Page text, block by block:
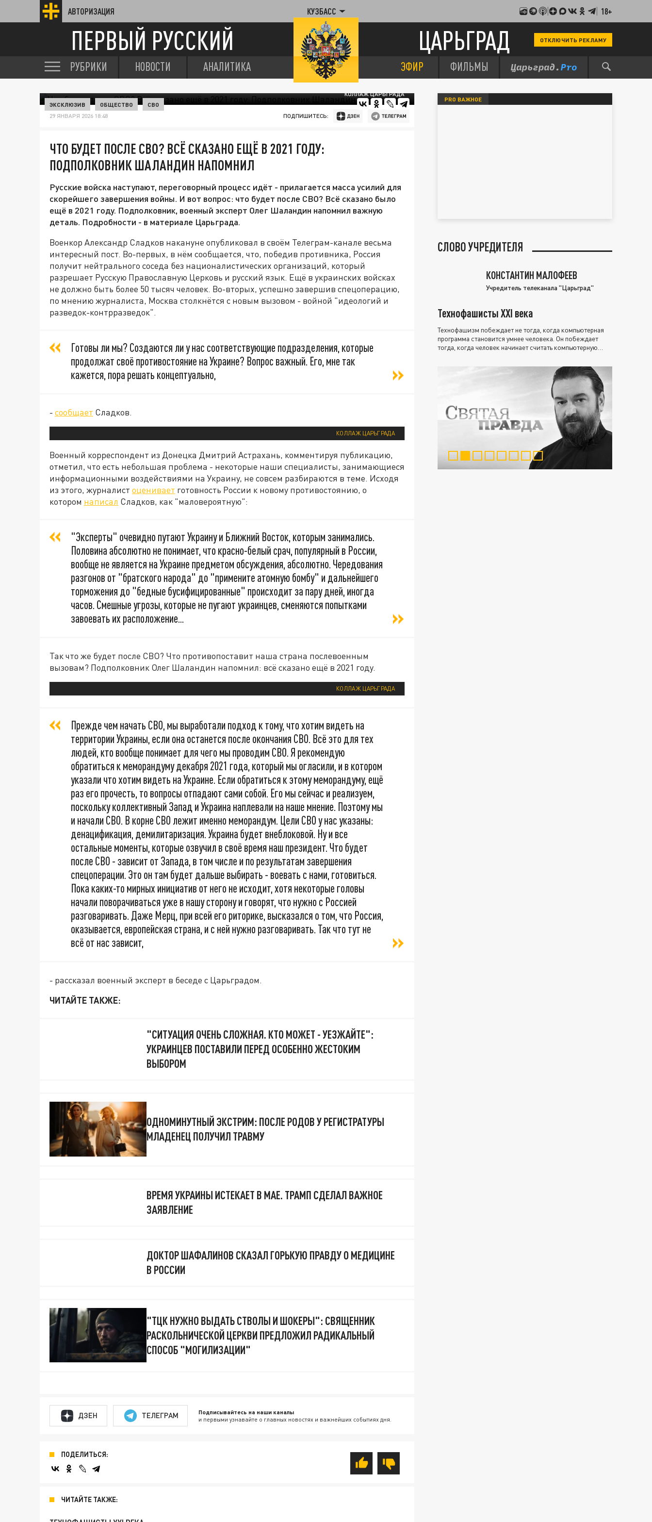
АВТОРИЗАЦИЯ КУЗБАСС 18+
ПЕРВЫЙ РУССКИЙ ЦАРЬГРАД ОТКЛЮЧИТЬ РЕКЛАМУ
РУБРИКИ НОВОСТИ АНАЛИТИКА ЭФИР ФИЛЬМЫ
КОЛЛАЖ ЦАРЬГРАДА
ЭКСКЛЮЗИВ ОБЩЕСТВО СВО
29 ЯНВАРЯ 2026 18:48 ПОДПИШИТЕСЬ:
ЧТО БУДЕТ ПОСЛЕ СВО? ВСЁ СКАЗАНО ЕЩЁ В 2021 ГОДУ:
ПОДПОЛКОВНИК ШАЛАНДИН НАПОМНИЛ
Русские войска наступают, переговорный процесс идёт - прилагается масса усилий для
скорейшего завершения войны. И вот вопрос: что будет после СВО? Всё сказано было
ещё в 2021 году. Подполковник, военный эксперт Олег Шаландин напомнил важную
деталь. Подробности - в материале Царьграда.
Военкор Александр Сладков накануне опубликовал в своём Телеграм-канале весьма
интересный пост. Во-первых, в нём сообщается, что, победив противника, Россия
получит нейтрального соседа без националистических организаций, который
разрешает Русскую Православную Церковь и русский язык. Ещё в украинских войсках
не должно быть более 50 тысяч человек. Во-вторых, успешно завершив спецоперацию,
по мнению журналиста, Москва столкнётся с новым вызовом - войной "идеологий и
разведок-контрразведок".
Готовы ли мы? Создаются ли у нас соответствующие подразделения, которые
продолжат своё противостояние на Украине? Вопрос важный. Его, мне так
кажется, пора решать концептуально,
- сообщает Сладков.
КОЛЛАЖ ЦАРЬГРАДА
Военный корреспондент из Донецка Дмитрий Астрахань, комментируя публикацию,
отметил, что есть небольшая проблема - некоторые наши специалисты, занимающиеся
информационными воздействиями на Украину, не совсем разбираются в теме. Исходя
из этого, журналист оценивает готовность России к новому противостоянию, о
котором написал Сладков, как "маловероятную":
"Эксперты" очевидно путают Украину и Ближний Восток, которым занимались.
Половина абсолютно не понимает, что красно-белый срач, популярный в России,
вообще не является на Украине предметом обсуждения, абсолютно. Чередования
разгонов от "братского народа" до "примените атомную бомбу" и дальнейшего
торможения до "бедные бусифицированные" происходит за пару дней, иногда
часов. Смешные угрозы, которые не пугают украинцев, сменяются попытками
завоевать их расположение...
Так что же будет после СВО? Что противопоставит наша страна послевоенным
вызовам? Подполковник Олег Шаландин напомнил: всё сказано ещё в 2021 году.
КОЛЛАЖ ЦАРЬГРАДА
Прежде чем начать СВО, мы выработали подход к тому, что хотим видеть на
территории Украины, если она останется после окончания СВО. Всё это для тех
людей, кто вообще понимает для чего мы проводим СВО. Я рекомендую
обратиться к меморандуму декабря 2021 года, который мы огласили, и в котором
указали что хотим видеть на Украине. Если обратиться к этому меморандуму, ещё
раз его прочесть, то вопросы отпадают сами собой. Его мы сейчас и реализуем,
поскольку коллективный Запад и Украина наплевали на наше мнение. Поэтому мы
и начали СВО. В корне СВО лежит именно меморандум. Цели СВО у нас указаны:
денацификация, демилитаризация. Украина будет внеблоковой. Ну и все
остальные моменты, которые озвучил в своё время наш президент. Что будет
после СВО - зависит от Запада, в том числе и по результатам завершения
спецоперации. Это он там будет дальше выбирать - воевать с нами, готовиться.
Пока каких-то мирных инициатив от него не исходит, хотя некоторые головы
начали поворачиваться уже в нашу сторону и говорят, что нужно с Россией
разговаривать. Даже Мерц, при всей его риторике, высказался о том, что Россия,
оказывается, европейская страна, и с ней нужно разговаривать. Так что тут не
всё от нас зависит,
- рассказал военный эксперт в беседе с Царьградом.
ЧИТАЙТЕ ТАКЖЕ:
"СИТУАЦИЯ ОЧЕНЬ СЛОЖНАЯ. КТО МОЖЕТ - УЕЗЖАЙТЕ":
УКРАИНЦЕВ ПОСТАВИЛИ ПЕРЕД ОСОБЕННО ЖЕСТОКИМ
ВЫБОРОМ
ОДНОМИНУТНЫЙ ЭКСТРИМ: ПОСЛЕ РОДОВ У РЕГИСТРАТУРЫ
МЛАДЕНЕЦ ПОЛУЧИЛ ТРАВМУ
ВРЕМЯ УКРАИНЫ ИСТЕКАЕТ В МАЕ. ТРАМП СДЕЛАЛ ВАЖНОЕ
ЗАЯВЛЕНИЕ
ДОКТОР ШАФАЛИНОВ СКАЗАЛ ГОРЬКУЮ ПРАВДУ О МЕДИЦИНЕ
В РОССИИ
"ТЦК НУЖНО ВЫДАТЬ СТВОЛЫ И ШОКЕРЫ": СВЯЩЕННИК
РАСКОЛЬНИЧЕСКОЙ ЦЕРКВИ ПРЕДЛОЖИЛ РАДИКАЛЬНЫЙ
СПОСОБ "МОГИЛИЗАЦИИ"
ДЗЕН ТЕЛЕГРАМ Подписывайтесь на наши каналы
и первыми узнавайте о главных новостях и важнейших событиях дня.
ПОДЕЛИТЬСЯ:
ЧИТАЙТЕ ТАКЖЕ:
PRO ВАЖНОЕ
СЛОВО УЧРЕДИТЕЛЯ
КОНСТАНТИН МАЛОФЕЕВ
Учредитель телеканала "Царьград"
Технофашисты XXI века
Технофашизм побеждает не тогда, когда компьютерная
программа становится умнее человека. Он побеждает
тогда, когда человек начинает считать компьютерную